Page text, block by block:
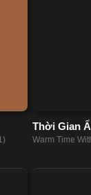
Thời Gian
Bên Em
Warm Time